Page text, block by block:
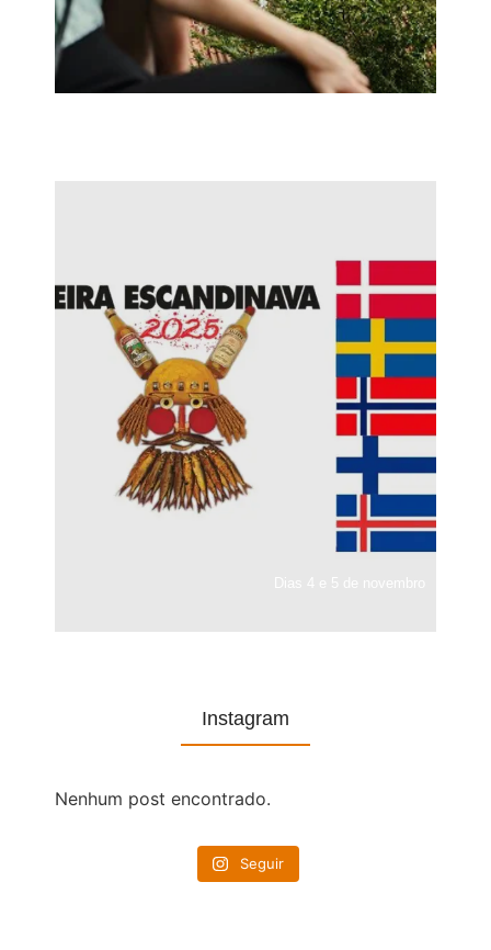
Instagram
Nenhum post encontrado.
Seguir